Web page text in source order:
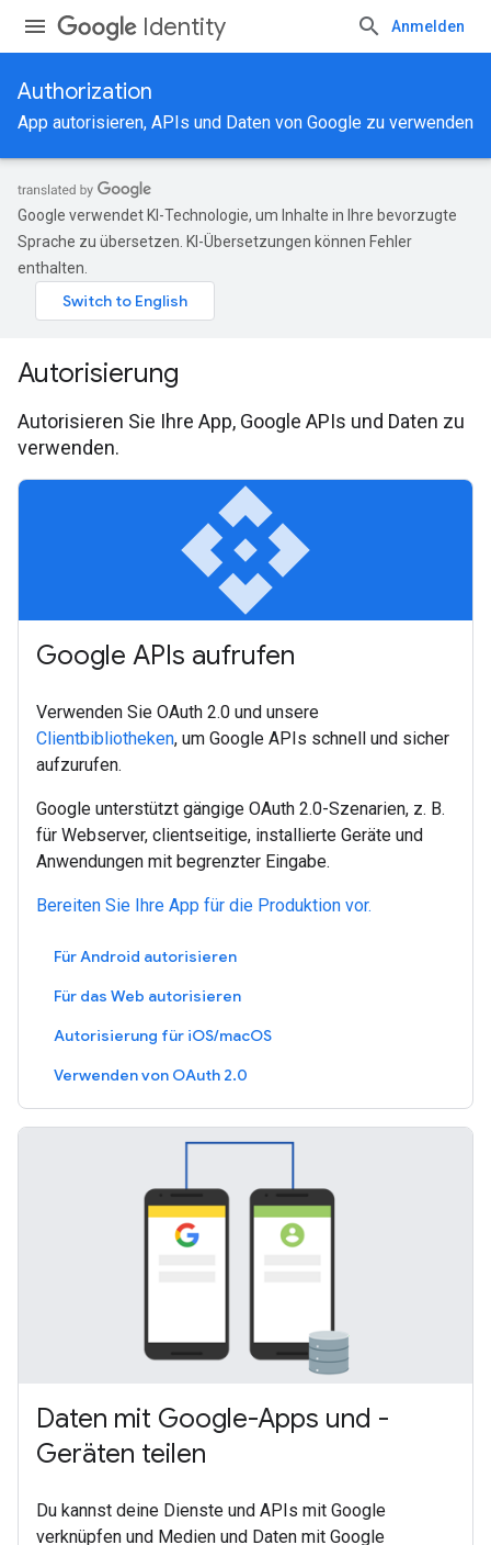
Identity Anmelden
Authorization
App autorisieren, APIs und Daten von Google zu verwenden
Google verwendet KI-Technologie, um Inhalte in Ihre bevorzugte
Sprache zu übersetzen. KI-Übersetzungen können Fehler
enthalten.
Autorisierung
Autorisieren Sie Ihre App, Google APIs und Daten zu
verwenden.
api
Google APIs aufrufen
Verwenden Sie OAuth 2.0 und unsere
Clientbibliotheken, um Google APIs schnell und sicher
aufzurufen.
Google unterstützt gängige OAuth 2.0-Szenarien, z. B.
für Webserver, clientseitige, installierte Geräte und
Anwendungen mit begrenzter Eingabe.
Bereiten Sie Ihre App für die Produktion vor.
Für Android autorisieren
Für das Web autorisieren
Autorisierung für iOS/macOS
Verwenden von OAuth 2.0
Daten mit Google-Apps und -
Geräten teilen
Du kannst deine Dienste und APIs mit Google
verknüpfen und Medien und Daten mit Google